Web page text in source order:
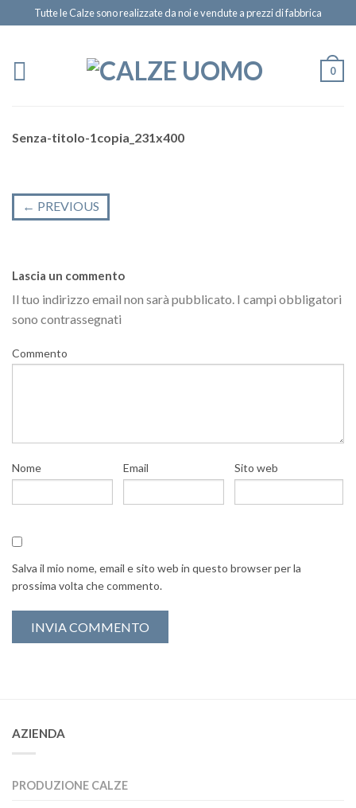
Tutte le Calze sono realizzate da noi e vendute a prezzi di fabbrica
0
Senza-titolo-1copia_231x400
← PREVIOUS
Lascia un commento
Il tuo indirizzo email non sarà pubblicato. I campi obbligatori
sono contrassegnati
Commento
Nome Email Sito web
Salva il mio nome, email e sito web in questo browser per la
prossima volta che commento.
AZIENDA
PRODUZIONE CALZE